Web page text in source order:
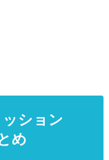
ション
め